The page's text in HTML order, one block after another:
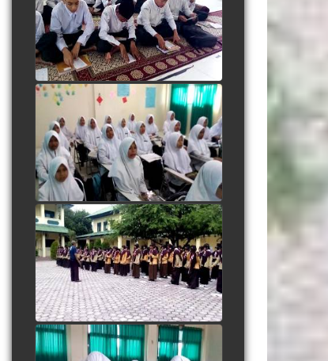
Myself"
watch video
Berdendang Ria dengan
Dhamir
watch video
Yel yel Salam Pramuka
AlMuslim
watch video
Kidung Santri dipagi hari